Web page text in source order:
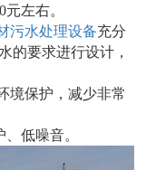
左右。
污水处理设备充分
的要求进行设计，
境保护，减少非常
低噪音。